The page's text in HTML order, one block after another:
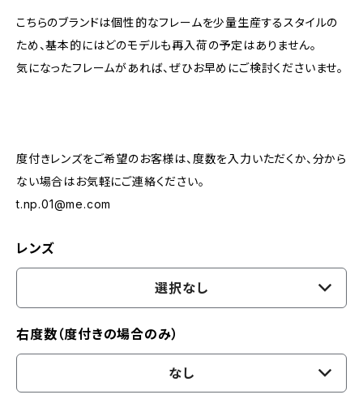
こちらのブランドは個性的なフレームを少量生産するスタイルの
ため、基本的にはどのモデルも再入荷の予定はありません。
気になったフレームがあれば、ぜひお早めにご検討くださいませ。
度付きレンズをご希望のお客様は、度数を入力いただくか、分から
ない場合はお気軽にご連絡ください。
t.np.01@me.com
レンズ
選択なし
右度数（度付きの場合のみ）
なし